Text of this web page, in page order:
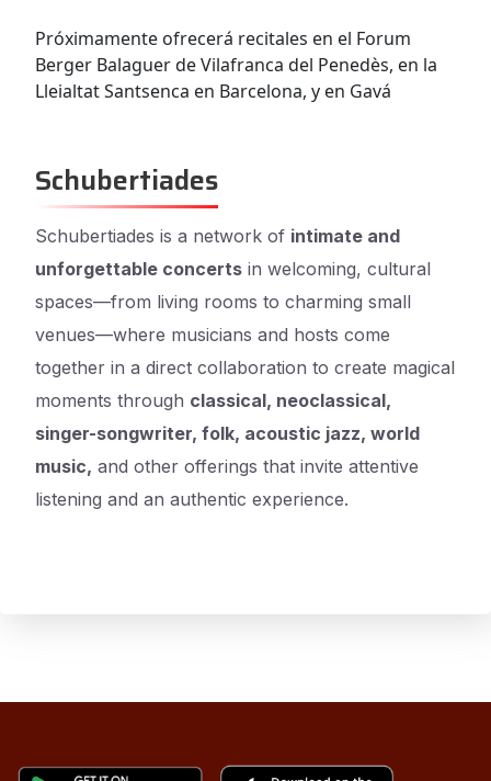
Próximamente ofrecerá recitales en el Forum
Berger Balaguer de Vilafranca del Penedès, en la
Lleialtat Santsenca en Barcelona, y en Gavá
Schubertiades
Schubertiades is a network of intimate and
unforgettable concerts in welcoming, cultural
spaces—from living rooms to charming small
venues—where musicians and hosts come
together in a direct collaboration to create magical
moments through classical, neoclassical,
singer-songwriter, folk, acoustic jazz, world
music, and other offerings that invite attentive
listening and an authentic experience.